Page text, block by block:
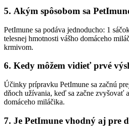
5. Akým spôsobom sa
PetImune sa podáva jednoducho: 1
telesnej hmotnosti vášho domáceho
krmivom.
6. Kedy môžem vidieť prvé
Účinky prípravku PetImune sa začnú
dňoch užívania, keď sa začne zvyšovať
domáceho miláčika.
7. Je PetImune vhodný aj pre